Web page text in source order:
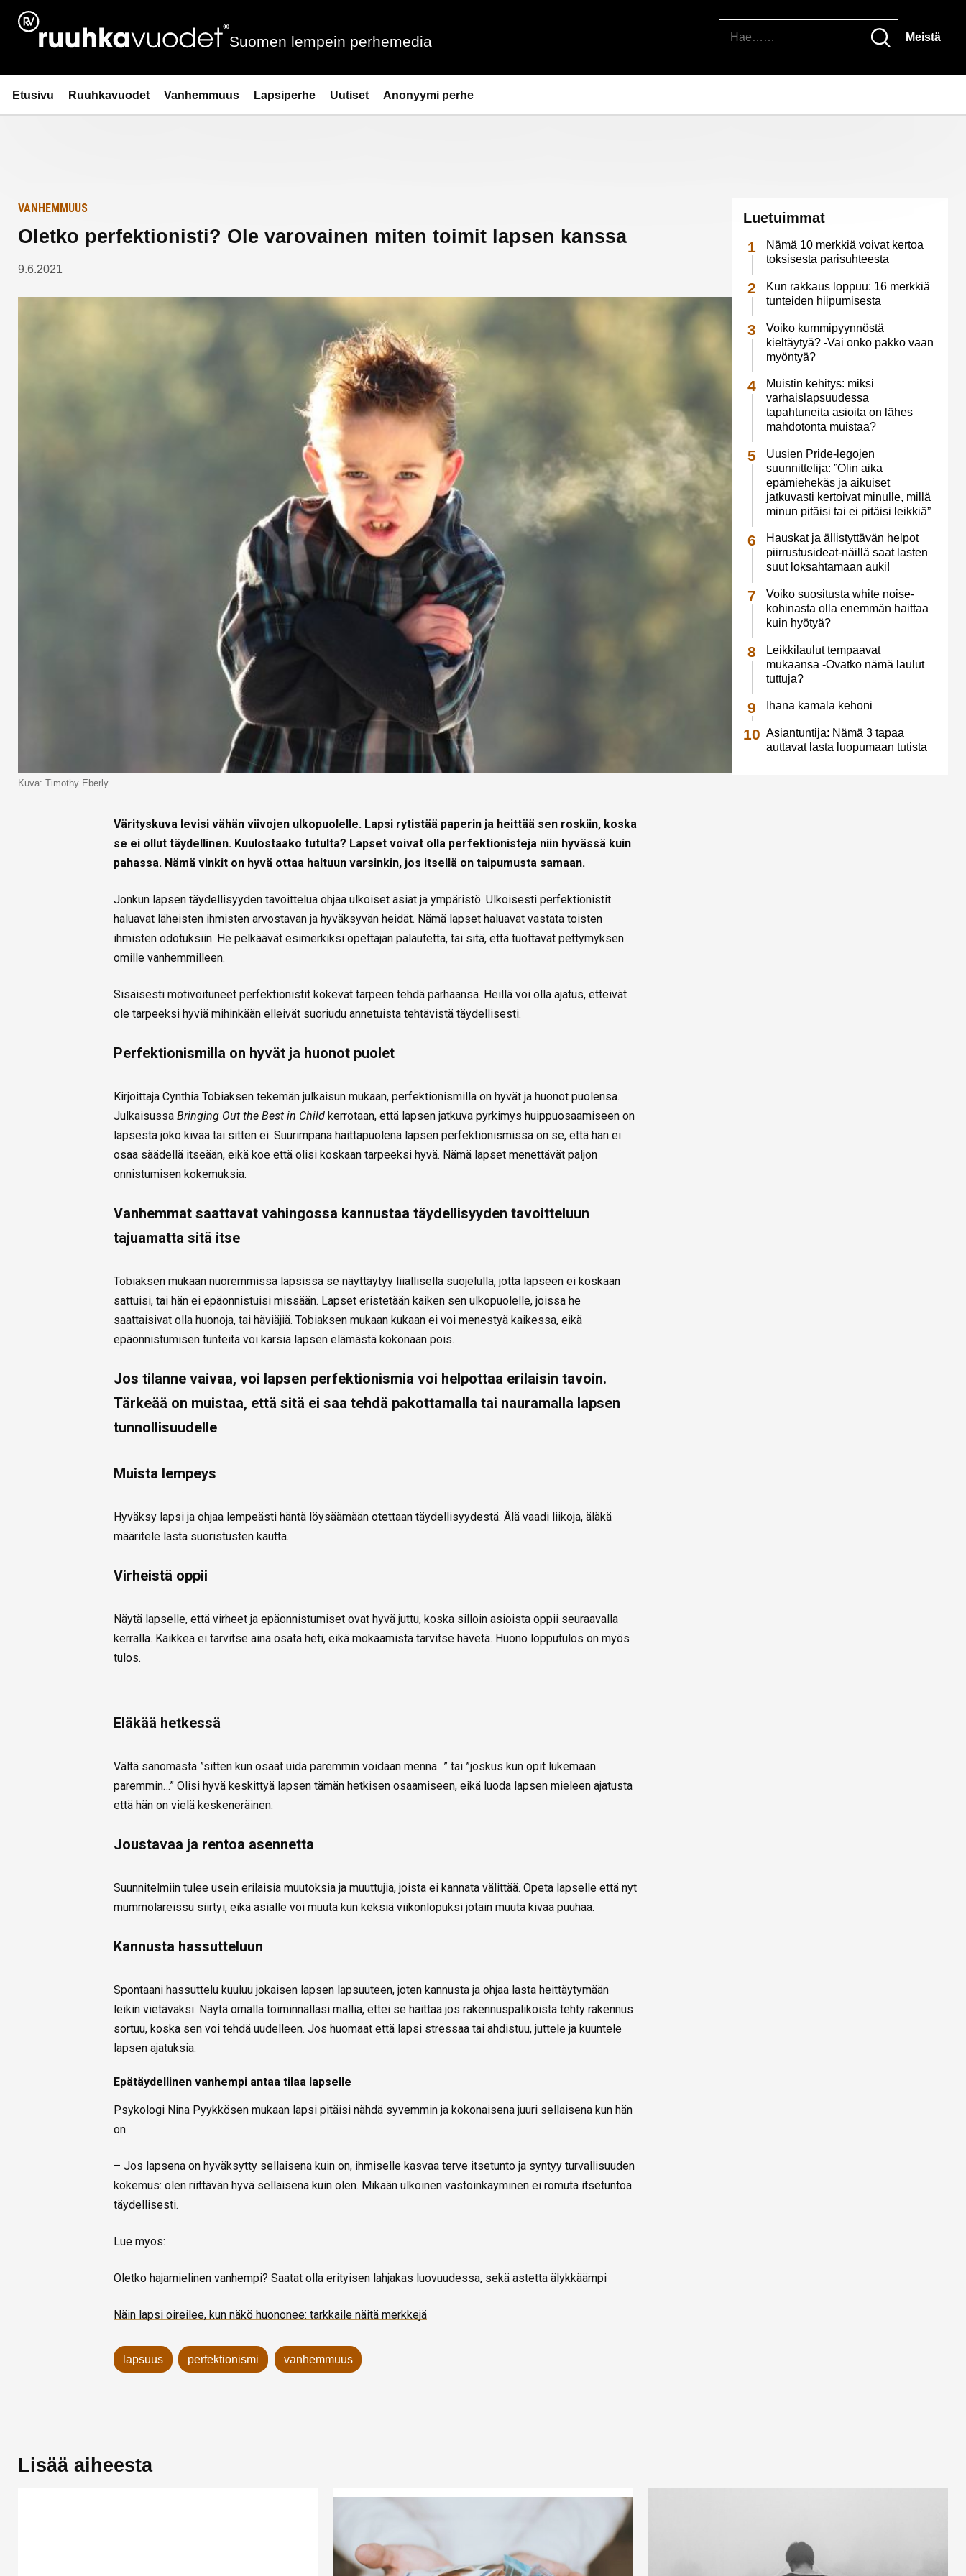
Siirry
sisältöön
Ruuhkavuodet.fi
Suomen lempein perhemedia Meistä
Etusivu Ruuhkavuodet Vanhemmuus Lapsiperhe Uutiset Anonyymi perhe
Etusivulle
VANHEMMUUS
Oletko perfektionisti? Ole varovainen miten toimit lapsen kanssa
9.6.2021
Kuva: Timothy Eberly
Värityskuva levisi vähän viivojen ulkopuolelle. Lapsi rytistää paperin ja heittää sen roskiin, koska
se ei ollut täydellinen. Kuulostaako tutulta? Lapset voivat olla perfektionisteja niin hyvässä kuin
pahassa. Nämä vinkit on hyvä ottaa haltuun varsinkin, jos itsellä on taipumusta samaan.
Jonkun lapsen täydellisyyden tavoittelua ohjaa ulkoiset asiat ja ympäristö. Ulkoisesti perfektionistit
haluavat läheisten ihmisten arvostavan ja hyväksyvän heidät. Nämä lapset haluavat vastata toisten
ihmisten odotuksiin. He pelkäävät esimerkiksi opettajan palautetta, tai sitä, että tuottavat pettymyksen
omille vanhemmilleen.
Sisäisesti motivoituneet perfektionistit kokevat tarpeen tehdä parhaansa. Heillä voi olla ajatus, etteivät
ole tarpeeksi hyviä mihinkään elleivät suoriudu annetuista tehtävistä täydellisesti.
Perfektionismilla on hyvät ja huonot puolet
Kirjoittaja Cynthia Tobiaksen tekemän julkaisun mukaan, perfektionismilla on hyvät ja huonot puolensa.
Julkaisussa Bringing Out the Best in Child kerrotaan, että lapsen jatkuva pyrkimys huippuosaamiseen on
lapsesta joko kivaa tai sitten ei. Suurimpana haittapuolena lapsen perfektionismissa on se, että hän ei
osaa säädellä itseään, eikä koe että olisi koskaan tarpeeksi hyvä. Nämä lapset menettävät paljon
onnistumisen kokemuksia.
Vanhemmat saattavat vahingossa kannustaa täydellisyyden tavoitteluun
tajuamatta sitä itse
Tobiaksen mukaan nuoremmissa lapsissa se näyttäytyy liiallisella suojelulla, jotta lapseen ei koskaan
sattuisi, tai hän ei epäonnistuisi missään. Lapset eristetään kaiken sen ulkopuolelle, joissa he
saattaisivat olla huonoja, tai häviäjiä. Tobiaksen mukaan kukaan ei voi menestyä kaikessa, eikä
epäonnistumisen tunteita voi karsia lapsen elämästä kokonaan pois.
Jos tilanne vaivaa, voi lapsen perfektionismia voi helpottaa erilaisin tavoin.
Tärkeää on muistaa, että sitä ei saa tehdä pakottamalla tai nauramalla lapsen
tunnollisuudelle
Muista lempeys
Hyväksy lapsi ja ohjaa lempeästi häntä löysäämään otettaan täydellisyydestä. Älä vaadi liikoja, äläkä
määritele lasta suoristusten kautta.
Virheistä oppii
Näytä lapselle, että virheet ja epäonnistumiset ovat hyvä juttu, koska silloin asioista oppii seuraavalla
kerralla. Kaikkea ei tarvitse aina osata heti, eikä mokaamista tarvitse hävetä. Huono lopputulos on myös
tulos.
Eläkää hetkessä
Vältä sanomasta ”sitten kun osaat uida paremmin voidaan mennä…” tai ”joskus kun opit lukemaan
paremmin…” Olisi hyvä keskittyä lapsen tämän hetkisen osaamiseen, eikä luoda lapsen mieleen ajatusta
että hän on vielä keskeneräinen.
Joustavaa ja rentoa asennetta
Suunnitelmiin tulee usein erilaisia muutoksia ja muuttujia, joista ei kannata välittää. Opeta lapselle että nyt
mummolareissu siirtyi, eikä asialle voi muuta kun keksiä viikonlopuksi jotain muuta kivaa puuhaa.
Kannusta hassutteluun
Spontaani hassuttelu kuuluu jokaisen lapsen lapsuuteen, joten kannusta ja ohjaa lasta heittäytymään
leikin vietäväksi. Näytä omalla toiminnallasi mallia, ettei se haittaa jos rakennuspalikoista tehty rakennus
sortuu, koska sen voi tehdä uudelleen. Jos huomaat että lapsi stressaa tai ahdistuu, juttele ja kuuntele
lapsen ajatuksia.
Epätäydellinen vanhempi antaa tilaa lapselle
Psykologi Nina Pyykkösen mukaan lapsi pitäisi nähdä syvemmin ja kokonaisena juuri sellaisena kun hän
on.
– Jos lapsena on hyväksytty sellaisena kuin on, ihmiselle kasvaa terve itsetunto ja syntyy turvallisuuden
kokemus: olen riittävän hyvä sellaisena kuin olen. Mikään ulkoinen vastoinkäyminen ei romuta itsetuntoa
täydellisesti.
Lue myös:
Oletko hajamielinen vanhempi? Saatat olla erityisen lahjakas luovuudessa, sekä astetta älykkäämpi
Näin lapsi oireilee, kun näkö huononee: tarkkaile näitä merkkejä
lapsuus perfektionismi vanhemmuus
Luetuimmat
Nämä 10 merkkiä voivat kertoa
toksisesta parisuhteesta
Kun rakkaus loppuu: 16 merkkiä
tunteiden hiipumisesta
Voiko kummipyynnöstä
kieltäytyä? -Vai onko pakko vaan
myöntyä?
Muistin kehitys: miksi
varhaislapsuudessa
tapahtuneita asioita on lähes
mahdotonta muistaa?
Uusien Pride-legojen
suunnittelija: ”Olin aika
epämiehekäs ja aikuiset
jatkuvasti kertoivat minulle, millä
minun pitäisi tai ei pitäisi leikkiä”
Hauskat ja ällistyttävän helpot
piirrustusideat-näillä saat lasten
suut loksahtamaan auki!
Voiko suositusta white noise-
kohinasta olla enemmän haittaa
kuin hyötyä?
Leikkilaulut tempaavat
mukaansa -Ovatko nämä laulut
tuttuja?
Ihana kamala kehoni
Asiantuntija: Nämä 3 tapaa
auttavat lasta luopumaan tutista
Lisää aiheesta